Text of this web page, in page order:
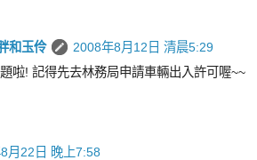
和玉伶
2008年8月12日 清晨5:29
啦! 記得先去林務局申請車輛出入許可喔~~
月22日 晚上7:58